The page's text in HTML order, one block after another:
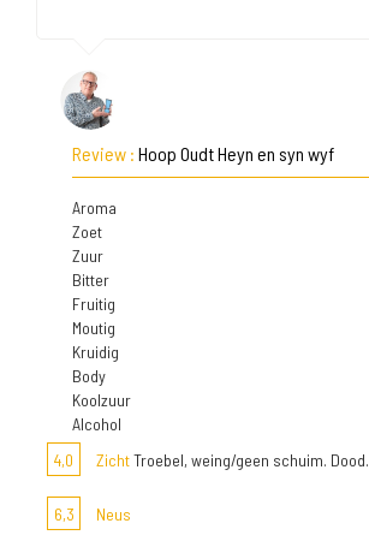
Review : Hoop Oudt Heyn en syn wyf
Aroma
Zoet
Zuur
Bitter
Fruitig
Moutig
Kruidig
Body
Koolzuur
Alcohol
4,0
ZichtTroebel, weing/geen schuim. Dood.
6,3 Neus